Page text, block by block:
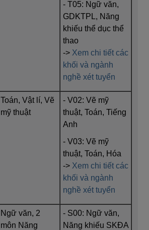
- T05: Ngữ văn,
GDKTPL, Năng
khiếu thể dục thể
thao
-> Xem chi tiết các
khối và ngành
nghề xét tuyển
Toán, Vật lí, Vẽ
mỹ thuật
- V02: Vẽ mỹ
thuật, Toán, Tiếng
Anh
- V03: Vẽ mỹ
thuật, Toán, Hóa
-> Xem chi tiết các
khối và ngành
nghề xét tuyển
Ngữ văn, 2
môn Năng
- S00: Ngữ văn,
Năng khiếu SKĐA